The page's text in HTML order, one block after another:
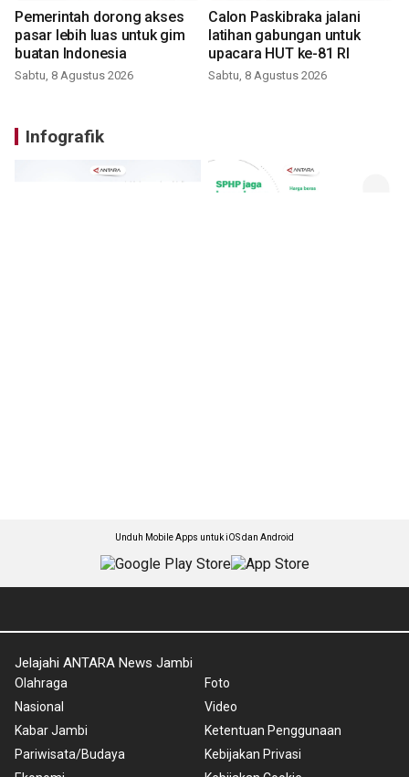
Pemerintah dorong akses
pasar lebih luas untuk gim
buatan Indonesia
Sabtu, 8 Agustus 2026
Calon Paskibraka jalani
latihan gabungan untuk
upacara HUT ke-81 RI
Sabtu, 8 Agustus 2026
Infografik
Unduh Mobile Apps untuk iOS dan Android
Jelajahi ANTARA News Jambi
Olahraga
Nasional
Kabar Jambi
Pariwisata/Budaya
Foto
Video
Ketentuan Penggunaan
Kebijakan Privasi